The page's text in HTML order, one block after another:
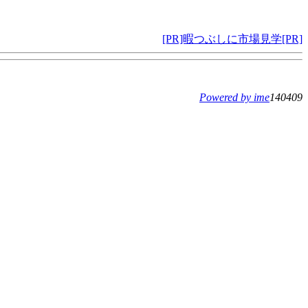
[PR]暇つぶしに市場見学[PR]
Powered by ime140409